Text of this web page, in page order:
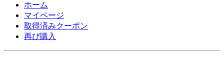
ホーム
マイページ
取得済みクーポン
再び購入